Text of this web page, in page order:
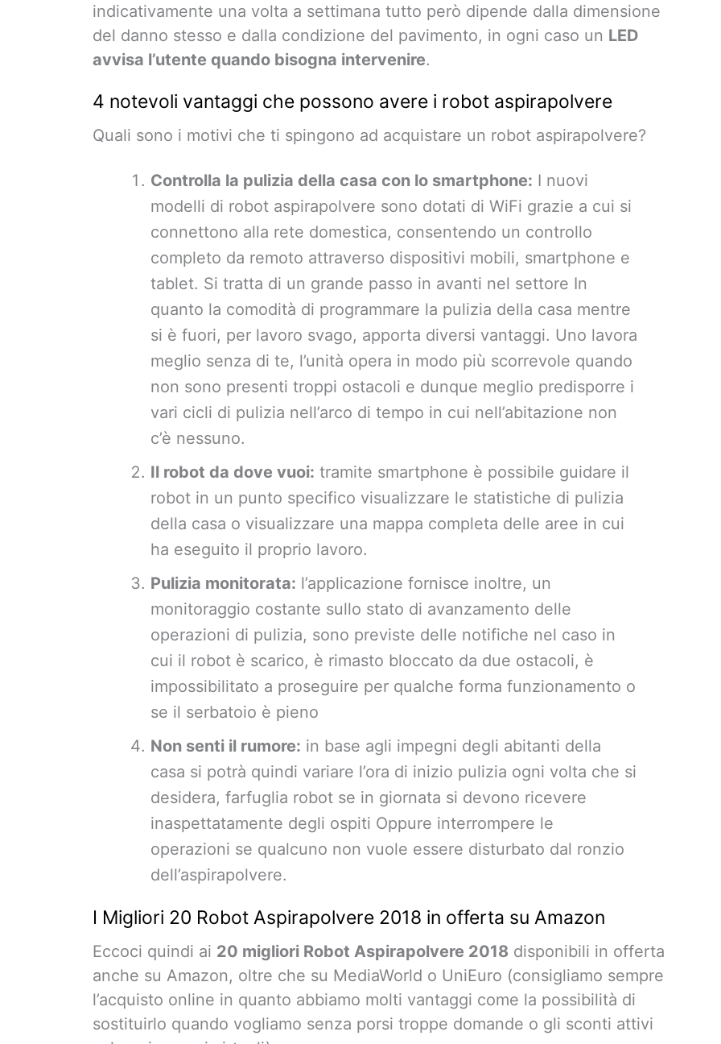
indicativamente una volta a settimana tutto però dipende dalla dimensione
del danno stesso e dalla condizione del pavimento, in ogni caso un LED
avvisa l’utente quando bisogna intervenire.
4 notevoli vantaggi che possono avere i robot aspirapolvere
Quali sono i motivi che ti spingono ad acquistare un robot aspirapolvere?
Controlla la pulizia della casa con lo smartphone: I nuovi
modelli di robot aspirapolvere sono dotati di WiFi grazie a cui si
connettono alla rete domestica, consentendo un controllo
completo da remoto attraverso dispositivi mobili, smartphone e
tablet. Si tratta di un grande passo in avanti nel settore In
quanto la comodità di programmare la pulizia della casa mentre
si è fuori, per lavoro svago, apporta diversi vantaggi. Uno lavora
meglio senza di te, l’unità opera in modo più scorrevole quando
non sono presenti troppi ostacoli e dunque meglio predisporre i
vari cicli di pulizia nell’arco di tempo in cui nell’abitazione non
c’è nessuno.
Il robot da dove vuoi: tramite smartphone è possibile guidare il
robot in un punto specifico visualizzare le statistiche di pulizia
della casa o visualizzare una mappa completa delle aree in cui
ha eseguito il proprio lavoro.
Pulizia monitorata: l’applicazione fornisce inoltre, un
monitoraggio costante sullo stato di avanzamento delle
operazioni di pulizia, sono previste delle notifiche nel caso in
cui il robot è scarico, è rimasto bloccato da due ostacoli, è
impossibilitato a proseguire per qualche forma funzionamento o
se il serbatoio è pieno
Non senti il rumore: in base agli impegni degli abitanti della
casa si potrà quindi variare l’ora di inizio pulizia ogni volta che si
desidera, farfuglia robot se in giornata si devono ricevere
inaspettatamente degli ospiti Oppure interrompere le
operazioni se qualcuno non vuole essere disturbato dal ronzio
dell’aspirapolvere.
I Migliori 20 Robot Aspirapolvere 2018 in offerta su Amazon
Eccoci quindi ai 20 migliori Robot Aspirapolvere 2018 disponibili in offerta
anche su Amazon, oltre che su MediaWorld o UniEuro (consigliamo sempre
l’acquisto online in quanto abbiamo molti vantaggi come la possibilità di
sostituirlo quando vogliamo senza porsi troppe domande o gli sconti attivi